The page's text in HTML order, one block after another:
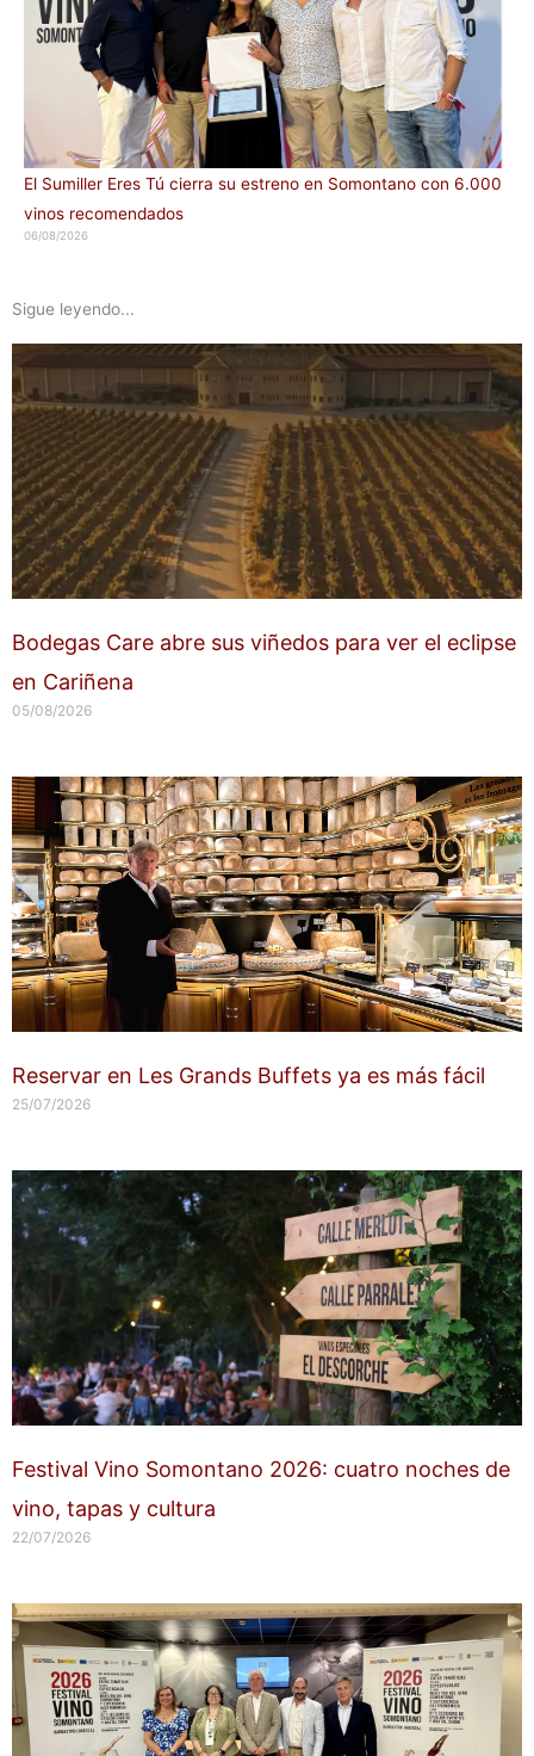
El Sumiller Eres Tú cierra su estreno en Somontano con 6.000
vinos recomendados
06/08/2026
Sigue leyendo...
Bodegas Care abre sus viñedos para ver el eclipse
en Cariñena
05/08/2026
Reservar en Les Grands Buffets ya es más fácil
25/07/2026
Festival Vino Somontano 2026: cuatro noches de
vino, tapas y cultura
22/07/2026